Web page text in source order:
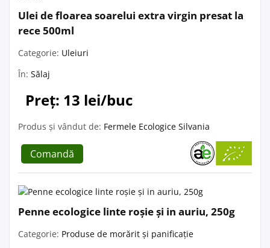
Ulei de floarea soarelui extra virgin presat la
rece 500ml
Categorie: Uleiuri
În: Sălaj
Preț: 13 lei/buc
Produs și vândut de: Fermele Ecologice Silvania
Comandă
Penne ecologice linte roșie și in auriu, 250g
Categorie: Produse de morărit și panificație